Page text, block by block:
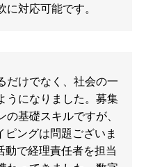
対応可能です。
だけでなく、社会の一
うになりました。募集
基礎スキルですが、
ングは問題ございま
動で経理責任者を担当